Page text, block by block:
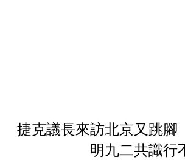
捷克議長來訪北京又跳
明九二共識行